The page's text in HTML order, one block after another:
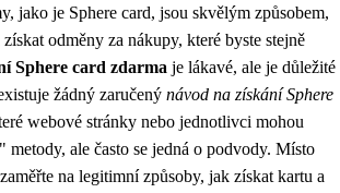
jako je Sphere card, jsou skvělým způsobem,
odměny za nákupy, které byste stejně
Sphere card zdarma je lákavé, ale je důležité
žádný zaručený návod na získání Sphere
webové stránky nebo jednotlivci mohou
metody, ale často se jedná o podvody. Místo
na legitimní způsoby, jak získat kartu a